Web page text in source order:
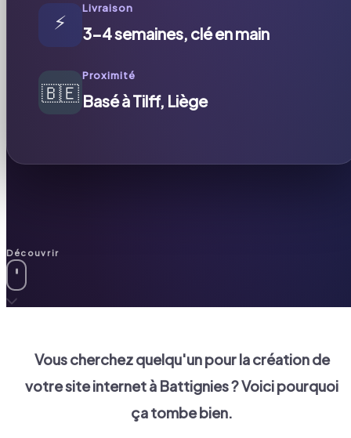
⚡
Livraison
3-4 semaines, clé en main
🇧🇪
Proximité
Basé à Tilff, Liège
Découvrir
Vous cherchez quelqu'un pour la création de
votre site internet à Battignies? Voici pourquoi
ça tombe bien.